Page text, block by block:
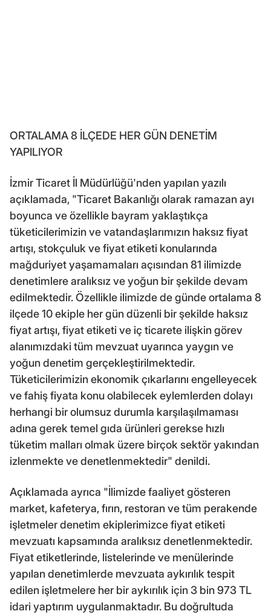
ORTALAMA 8 İLÇEDE HER GÜN DENETİM
YAPILIYOR
İzmir Ticaret İl Müdürlüğü'nden yapılan yazılı
açıklamada, "Ticaret Bakanlığı olarak ramazan ayı
boyunca ve özellikle bayram yaklaştıkça
tüketicilerimizin ve vatandaşlarımızın haksız fiyat
artışı, stokçuluk ve fiyat etiketi konularında
mağduriyet yaşamamaları açısından 81 ilimizde
denetimlere aralıksız ve yoğun bir şekilde devam
edilmektedir. Özellikle ilimizde de günde ortalama 8
ilçede 10 ekiple her gün düzenli bir şekilde haksız
fiyat artışı, fiyat etiketi ve iç ticarete ilişkin görev
alanımızdaki tüm mevzuat uyarınca yaygın ve
yoğun denetim gerçekleştirilmektedir.
Tüketicilerimizin ekonomik çıkarlarını engelleyecek
ve fahiş fiyata konu olabilecek eylemlerden dolayı
herhangi bir olumsuz durumla karşılaşılmaması
adına gerek temel gıda ürünleri gerekse hızlı
tüketim malları olmak üzere birçok sektör yakından
izlenmekte ve denetlenmektedir" denildi.
Açıklamada ayrıca "İlimizde faaliyet gösteren
market, kafeterya, fırın, restoran ve tüm perakende
işletmeler denetim ekiplerimizce fiyat etiketi
mevzuatı kapsamında aralıksız denetlenmektedir.
Fiyat etiketlerinde, listelerinde ve menülerinde
yapılan denetimlerde mevzuata aykırılık tespit
edilen işletmelere her bir aykırılık için 3 bin 973 TL
idari yaptırım uygulanmaktadır. Bu doğrultuda